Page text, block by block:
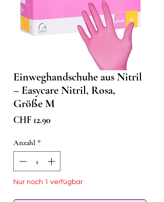
Einweghandschuhe aus Nitril
– Easycare Nitril, Rosa,
Größe M
CHF 12.90
Anzahl *
Nur noch 1 verfügbar